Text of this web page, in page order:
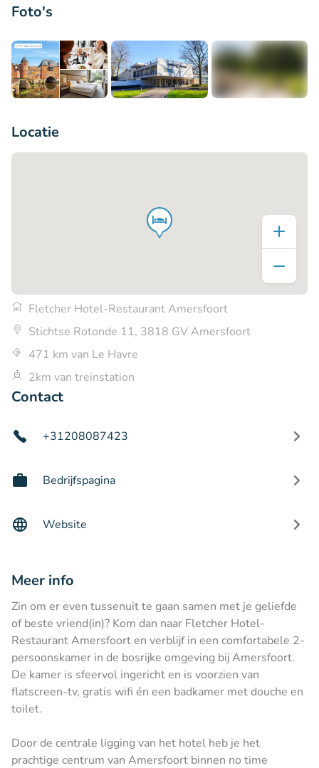
Foto's
Locatie
Fletcher Hotel-Restaurant Amersfoort
Stichtse Rotonde 11, 3818 GV Amersfoort
471 km van Le Havre
2km van treinstation
Contact
+31208087423
Bedrijfspagina
Website
Meer info
Zin om er even tussenuit te gaan samen met je geliefde
of beste vriend(in)? Kom dan naar Fletcher Hotel-
Restaurant Amersfoort en verblijf in een comfortabele 2-
persoonskamer in de bosrijke omgeving bij Amersfoort.
De kamer is sfeervol ingericht en is voorzien van
flatscreen-tv, gratis wifi én een badkamer met douche en
toilet.
Door de centrale ligging van het hotel heb je het
prachtige centrum van Amersfoort binnen no time